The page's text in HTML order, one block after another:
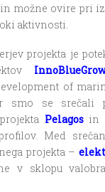
možne ovire pri
aktivnosti.
projekta je
of
smo se srečali
Pelagosin
Med
projekta –
v sklopu